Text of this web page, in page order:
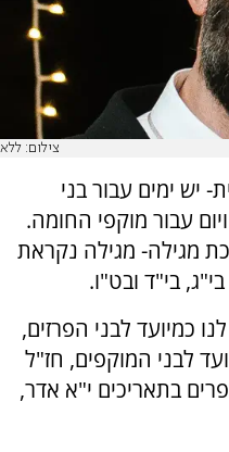
צילום: ללא
יש ימים עבור בני
עבור מוקפי החומה.
מגילה- מגילה נקראת
בי"ד ובט"ו.
כמיועד לבני הפרזים,
לבני המוקפים, חז"ל
בתאריכים י"א אדר,